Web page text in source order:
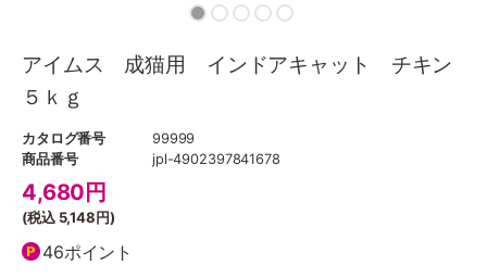
アイムス 成猫用 インドアキャット チキン
５ｋｇ
カタログ番号
99999
商品番号
jpl-4902397841678
4,680 円
(税込 5,148円)
46ポイント